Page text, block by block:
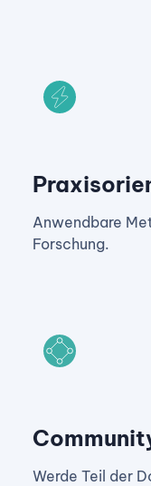
Anwendbare
Forschung.
Werde Teil der